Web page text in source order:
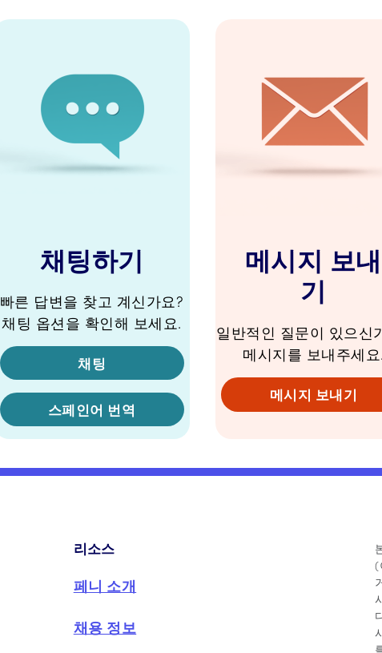
채팅하기
빠른 답변을 찾고 계신가요?
채팅 옵션을 확인해 보세요.
채팅
스페인어 번역
메시지 보내
기
일반적인 질문이 있으신
메시지를 보내주세
메시지 보내기
리소스
페니 소개
채용 정보
(